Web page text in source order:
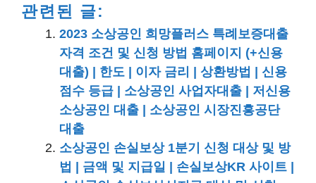
관련된 글:
2023 소상공인 희망플러스 특례보증대출
자격 조건 및 신청 방법 홈페이지 (+신용
대출) | 한도 | 이자 금리 | 상환방법 | 신용
점수 등급 | 소상공인 사업자대출 | 저신용
소상공인 대출 | 소상공인 시장진흥공단
대출
소상공인 손실보상 1분기 신청 대상 및 방
법 | 금액 및 지급일 | 손실보상KR 사이트 |